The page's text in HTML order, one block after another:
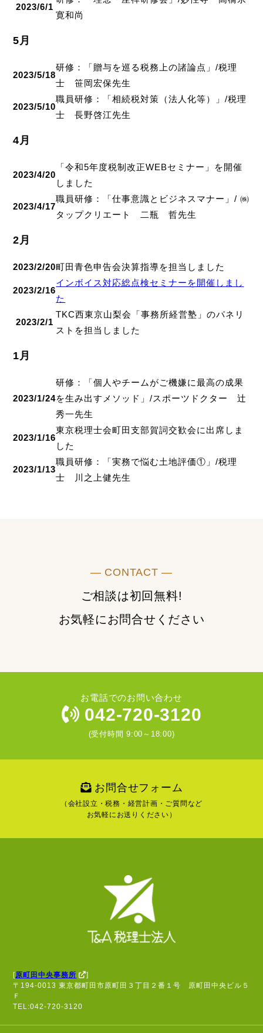
2023/6/1
寛和尚
5月
2023/5/18
研修：「贈与を巡る税務上の諸論点」/税理
士 笹岡宏保先生
2023/5/10
職員研修：「相続税対策（法人化等）」/税理
士 長野啓江先生
4月
2023/4/20
「令和5年度税制改正WEBセミナー」を開催
しました
2023/4/17
職員研修：「仕事意識とビジネスマナー」/ ㈱
タップクリエート 二瓶 哲先生
2月
2023/2/20町田青色申告会決算指導を担当しました
2023/2/16
インボイス対応総点検セミナーを開催しまし
た
2023/2/1
TKC西東京山梨会「事務所経営塾」のパネリ
ストを担当しました
1月
2023/1/24
研修：「個人やチームがご機嫌に最高の成果
を生み出すメソッド」/スポーツドクター 辻
秀一先生
2023/1/16
東京税理士会町田支部賀詞交歓会に出席しま
した
2023/1/13
職員研修：「実務で悩む土地評価①」/税理
士 川之上健先生
― CONTACT ―
ご相談は初回無料!
お気軽にお問合せください
お電話でのお問い合わせ
042-720-3120
(受付時間 9:00～18:00)
お問合せフォーム
（会社設立・税務・経営計画・ご質問など
お気軽にお送りください）
[原町田中央事務所
]
〒194-0013 東京都町田市原町田３丁目２番１号 原町田中央ビル５
Ｆ
TEL:042-720-3120